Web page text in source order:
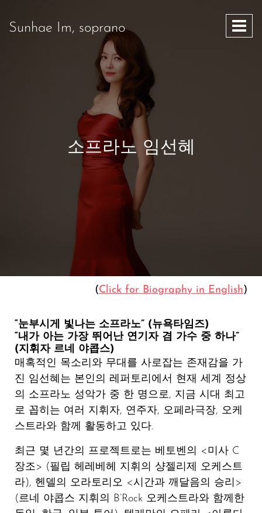
Sunhae Im, soprano
소프라노 임선혜
(Click for Biography in English)
“눈부시게 빛나는 소프라노” (뉴욕타임즈)
“내가 아는 가장 뛰어난 연기자 겸 가수 중 하나”
(지휘자 르네 야콥스)
매혹적인 목소리와 무대를 사로잡는 존재감을 가
진 임선혜는 본인의 레퍼토리 에서 현재 세계 정상
의 소프라노 성악가 중 한 명으로, 지금 시대 최고
로 꼽히는 여러 지휘자, 연주자, 오페라극장, 오케
스트라와 함께 활동하고 있다.
최근 몇 년간의 프로젝트로는 베토벤의 <미사 C
장조> (필립 헤레베헤 지휘의 샹젤리제 오케스트
라), 헨델의 오라토리오 <시간과 깨달음의 승리>
(르네 야콥스 지휘의 B’Rock 오케스트라와 함께한